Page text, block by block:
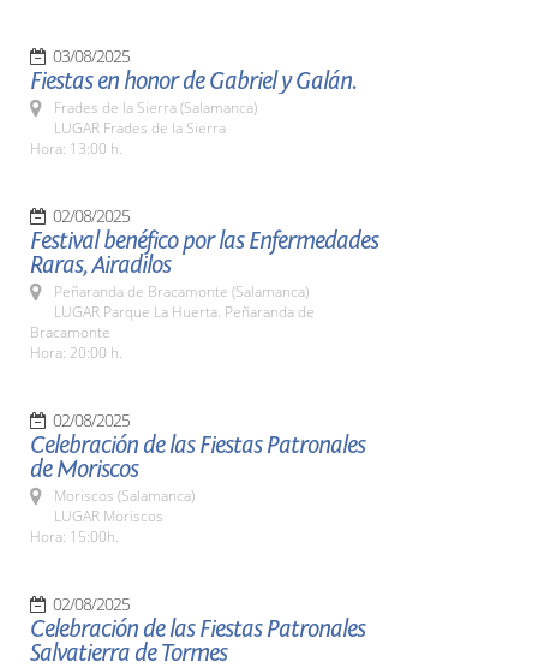
03/08/2025
Fiestas en honor de Gabriel y Galán.
Frades de la Sierra (Salamanca)
LUGAR Frades de la Sierra
Hora: 13:00 h.
02/08/2025
Festival benéfico por las Enfermedades
Raras, Airadilos
Peñaranda de Bracamonte (Salamanca)
LUGAR Parque La Huerta. Peñaranda de
Bracamonte
Hora: 20:00 h.
02/08/2025
Celebración de las Fiestas Patronales
de Moriscos
Moriscos (Salamanca)
LUGAR Moriscos
Hora: 15:00h.
02/08/2025
Celebración de las Fiestas Patronales
Salvatierra de Tormes